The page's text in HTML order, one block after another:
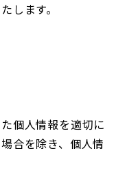
します。
個人情報を適切に
合を除き、個人情